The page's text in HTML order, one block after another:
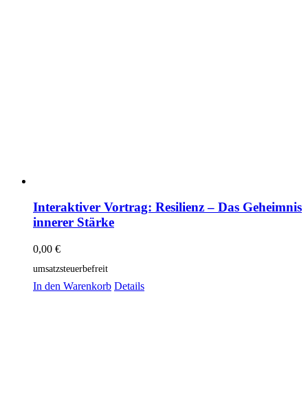
Interaktiver Vortrag: Resilienz – Das Geheimnis
innerer Stärke
0,00 €
umsatzsteuerbefreit
In den Warenkorb Details